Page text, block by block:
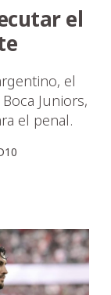
el
el
Juniors,
el penal.